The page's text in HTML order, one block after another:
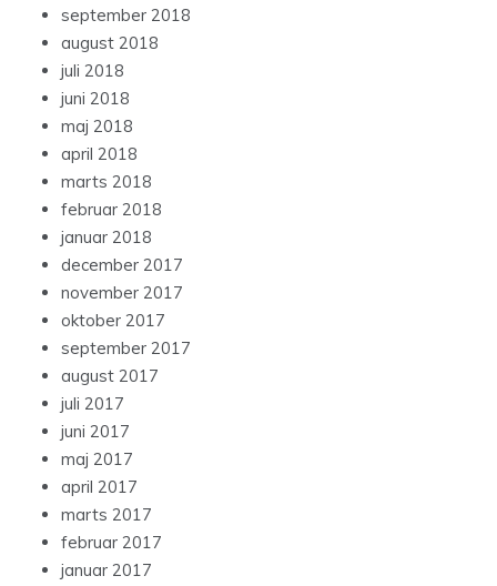
september 2018
august 2018
juli 2018
juni 2018
maj 2018
april 2018
marts 2018
februar 2018
januar 2018
december 2017
november 2017
oktober 2017
september 2017
august 2017
juli 2017
juni 2017
maj 2017
april 2017
marts 2017
februar 2017
januar 2017